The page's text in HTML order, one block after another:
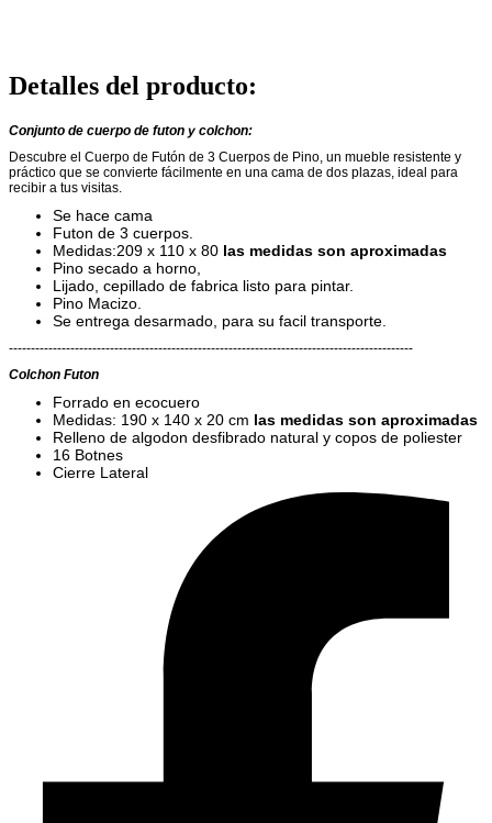
Detalles del producto:
Conjunto de cuerpo de futon y colchon:
Descubre el Cuerpo de Futón de 3 Cuerpos de Pino, un mueble resistente y
práctico que se convierte fácilmente en una cama de dos plazas, ideal para
recibir a tus visitas.
Se hace cama
Futon de 3 cuerpos.
Medidas:209 x 110 x 80 las medidas son aproximadas
Pino secado a horno,
Lijado, cepillado de fabrica listo para pintar.
Pino Macizo.
Se entrega desarmado, para su facil transporte.
--------------------------------------------------------------------------------------------
Colchon Futon
Forrado en ecocuero
Medidas: 190 x 140 x 20 cm las medidas son aproximadas
Relleno de algodon desfibrado natural y copos de poliester
16 Botnes
Cierre Lateral